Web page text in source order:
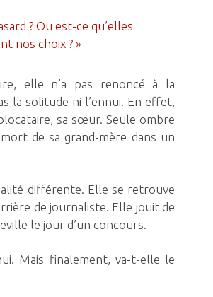
? Ou est-ce qu’elles
nos choix ? »
elle n’a pas renoncé à la
la solitude ni l’ennui. En effet,
sa sœur. Seule ombre
de sa grand-mère dans un
différente. Elle se retrouve
de journaliste. Elle jouit de
le jour d’un concours.
Mais finalement, va-t-elle le